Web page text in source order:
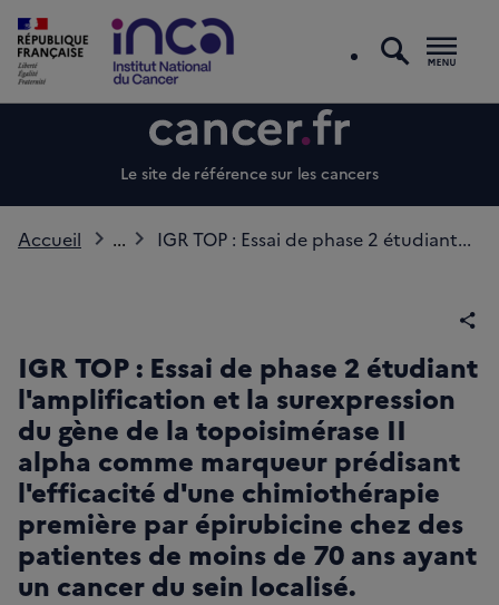
Le site de référence sur les cancers
Accueil ... IGR TOP : Essai de phase 2 étudiant...
IGR TOP : Essai de phase 2 étudiant
l'amplification et la surexpression
du gène de la topoisimérase II
alpha comme marqueur prédisant
l'efficacité d'une chimiothérapie
première par épirubicine chez des
patientes de moins de 70 ans ayant
un cancer du sein localisé.